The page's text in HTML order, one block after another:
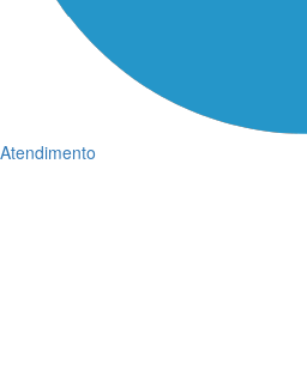
Atendimento